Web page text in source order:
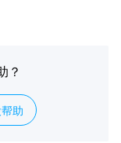
？
助